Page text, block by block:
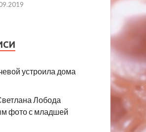
устроила дома
Лобода
фото с младшей